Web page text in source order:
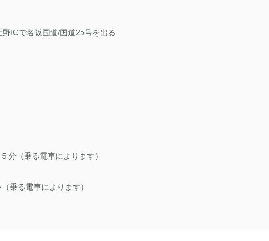
ICで名阪国道/国道25号を出る
分（乗る電車によります）
乗る電車によります）